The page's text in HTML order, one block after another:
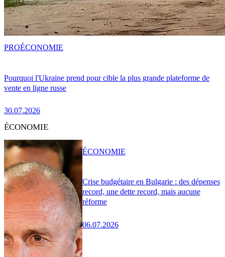
Pourquoi l'Ukraine prend pour cible la plus grande plateforme de
vente en ligne russe
30.07.2026
PROÉCONOMIE
ÉCONOMIE
Crise budgétaire en Bulgarie : des dépenses
record, une dette record, mais aucune
réforme
06.07.2026
ÉCONOMIE